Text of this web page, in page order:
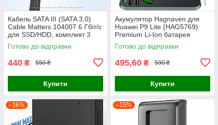
Кабель SATA III (SATA 3.0)
Cable Matters 104007 6 Гбіт/с
для SSD/HDD, комплект 3
шт., чорний
Готово до відправки
440 ₴ 550 ₴
Купити
Акумулятор Hagnaven для
Huawei P9 Lite (HAG5769)
Premium Li-Ion батарея
Готово до відправки
495,60 ₴ 590 ₴
Купити
–16% –15%